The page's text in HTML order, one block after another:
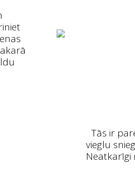
Tās ir
vieglu
Neatkarīgi